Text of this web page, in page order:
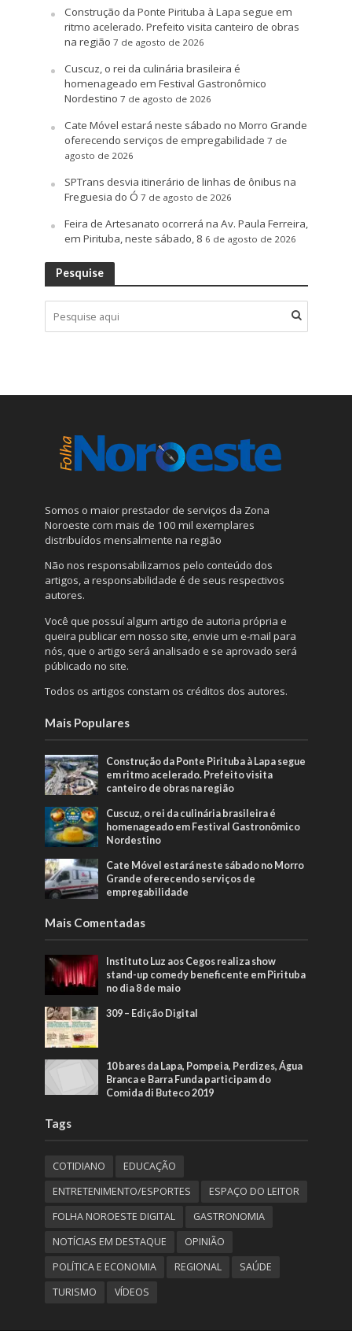
Construção da Ponte Pirituba à Lapa segue em
ritmo acelerado. Prefeito visita canteiro de obras
na região 7 de agosto de 2026
Cuscuz, o rei da culinária brasileira é
homenageado em Festival Gastronômico
Nordestino 7 de agosto de 2026
Cate Móvel estará neste sábado no Morro Grande
oferecendo serviços de empregabilidade 7 de
agosto de 2026
SPTrans desvia itinerário de linhas de ônibus na
Freguesia do Ó 7 de agosto de 2026
Feira de Artesanato ocorrerá na Av. Paula Ferreira,
em Pirituba, neste sábado, 8 6 de agosto de 2026
Pesquise
Somos o maior prestador de serviços da Zona
Noroeste com mais de 100 mil exemplares
distribuídos mensalmente na região
Não nos responsabilizamos pelo conteúdo dos
artigos, a responsabilidade é de seus respectivos
autores.
Você que possuí algum artigo de autoria própria e
queira publicar em nosso site, envie um e-mail para
nós, que o artigo será analisado e se aprovado será
públicado no site.
Todos os artigos constam os créditos dos autores.
Mais Populares
Construção da Ponte Pirituba à Lapa segue
em ritmo acelerado. Prefeito visita
canteiro de obras na região
Cuscuz, o rei da culinária brasileira é
homenageado em Festival Gastronômico
Nordestino
Cate Móvel estará neste sábado no Morro
Grande oferecendo serviços de
empregabilidade
Mais Comentadas
Instituto Luz aos Cegos realiza show
stand-up comedy beneficente em Pirituba
no dia 8 de maio
309 – Edição Digital
10 bares da Lapa, Pompeia, Perdizes, Água
Branca e Barra Funda participam do
Comida di Buteco 2019
Tags
COTIDIANO
EDUCAÇÃO
ENTRETENIMENTO/ESPORTES
ESPAÇO DO LEITOR
FOLHA NOROESTE DIGITAL
GASTRONOMIA
NOTÍCIAS EM DESTAQUE
OPINIÃO
POLÍTICA E ECONOMIA
REGIONAL
SAÚDE
TURISMO
VÍDEOS